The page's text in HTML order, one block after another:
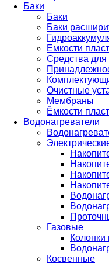
Баки
Баки
Баки
Емкости
Средства для
Очистные
Мембраны
Ёмкости
Водонагреватели
Газовые
Колонки
Косвенные